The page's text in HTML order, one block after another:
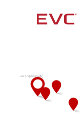
Los Angeles (sede)